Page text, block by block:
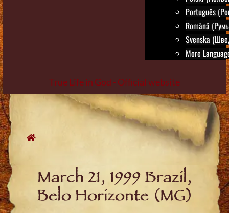
Português
Română
Svenska
More
True Life in God - Official website
Skip
to
content
March 21, 1999 Brazil,
Belo Horizonte (MG)